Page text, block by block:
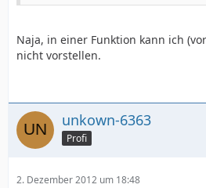
Naja, in einer Funktion kann ich
nicht vorstellen.
unkown-6363
Profi
2. Dezember 2012 um 18:48